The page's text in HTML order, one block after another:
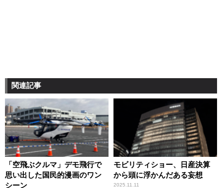
関連記事
「空飛ぶクルマ」デモ飛行で
思い出した国民的漫画のワン
シーン
モビリティショー、日産決算
から頭に浮かんだある妄想
2025.11.11